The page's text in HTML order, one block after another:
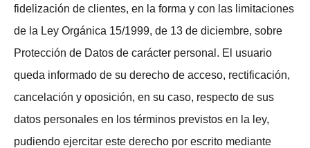
fidelización de clientes, en la forma y con las limitaciones
de la Ley Orgánica 15/1999, de 13 de diciembre, sobre
Protección de Datos de carácter personal. El usuario
queda informado de su derecho de acceso, rectificación,
cancelación y oposición, en su caso, respecto de sus
datos personales en los términos previstos en la ley,
pudiendo ejercitar este derecho por escrito mediante